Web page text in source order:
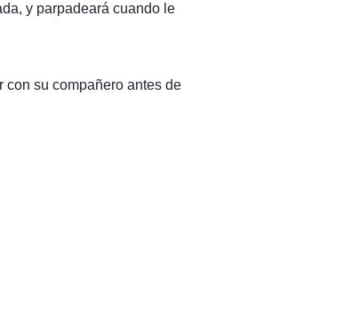
y parpadeará cuando le
con su compañero antes de